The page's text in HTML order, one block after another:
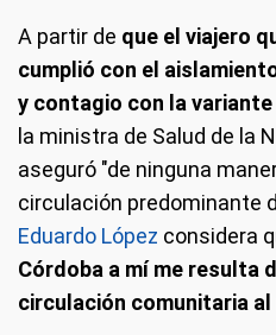
A partir de que el viajero
cumplió con el
y contagio con la
la ministra de Salud de la
aseguró "de ninguna
circulación predominante
Eduardo López considera
Córdoba a mí me resulta
circulación comunitaria al